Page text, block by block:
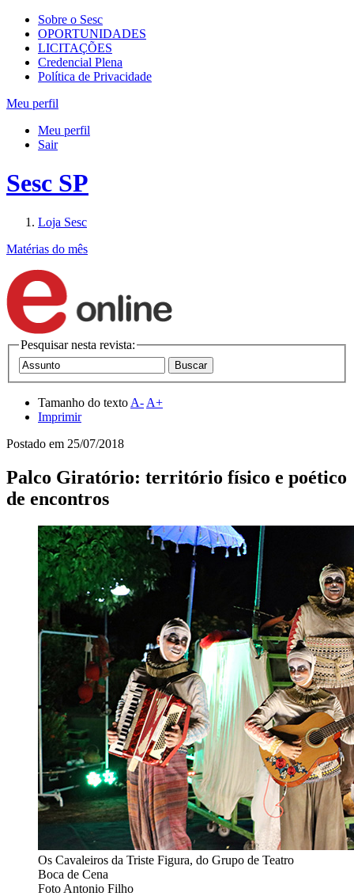
Sobre o Sesc
OPORTUNIDADES
LICITAÇÕES
Credencial Plena
Política de Privacidade
Meu perfil
Meu perfil
Sair
Sesc SP
Loja Sesc
Matérias do mês
Pesquisar nesta revista:
Tamanho do texto A- A+
Imprimir
Postado em 25/07/2018
Palco Giratório: território físico e poético
de encontros
Os Cavaleiros da Triste Figura, do Grupo de Teatro
Boca de Cena
Foto Antonio Filho